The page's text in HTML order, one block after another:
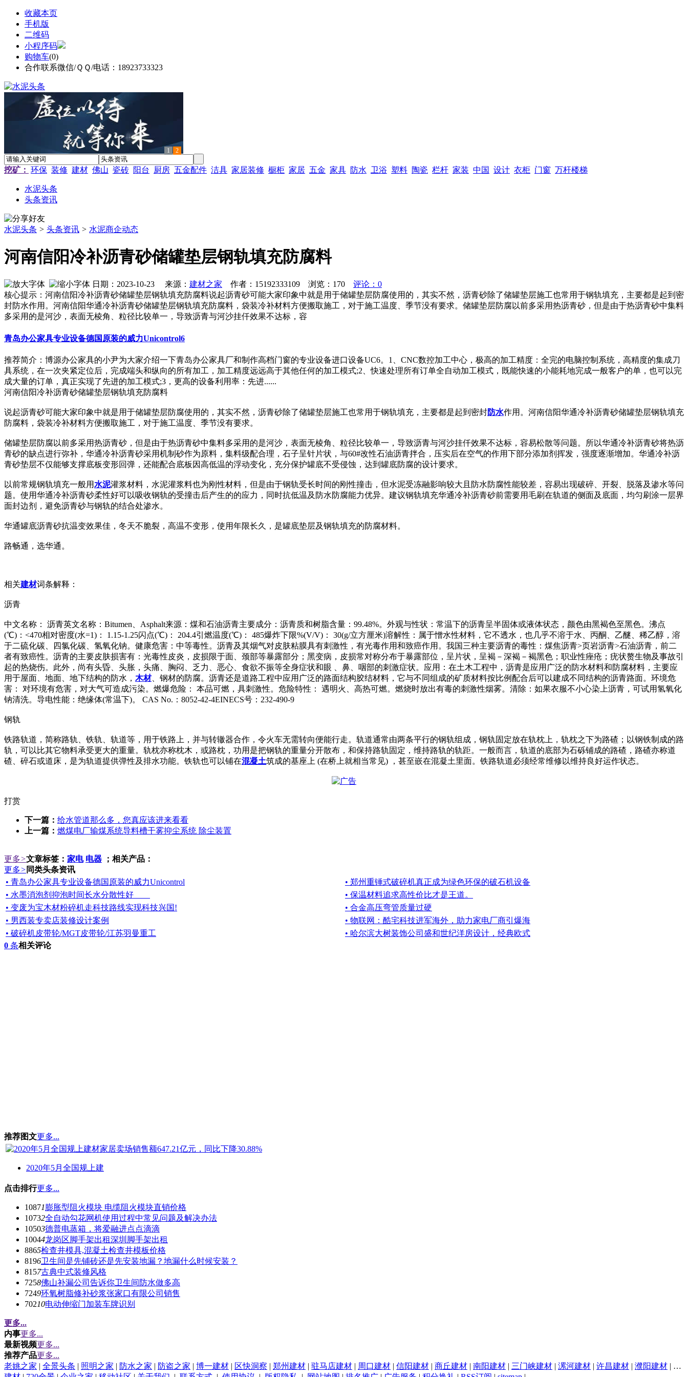
收藏本页
手机版
二维码
小程序码
购物车(0)
合作联系微信/ＱＱ/电话：18923733323
1 2
挖矿： 环保 装修 建材 佛山 瓷砖 阳台 厨房 五金配件 洁具 家居装修 橱柜 家居 五金 家具 防水 卫浴 塑料 陶瓷 栏杆 家装 中国 设计 衣柜 门窗 万杆楼梯
水泥头条
头条资讯
水泥头条 > 头条资讯 > 水泥商企动态
河南信阳冷补沥青砂储罐垫层钢轨填充防腐料
日期：2023-10-23 来源： 建材之家 作者：15192333109 浏览： 170
评论：0
核心提示：河南信阳冷补沥青砂储罐垫层钢轨填充防腐料说起沥青砂可能大家印象中就是用于储罐垫层防腐使用的，其实不然，沥青砂除了储罐垫层施工也常用于钢轨填充，主要都是起到密
封防水作用。河南信阳华通冷补沥青砂储罐垫层钢轨填充防腐料，袋装冷补材料方便搬取施工，对于施工温度、季节没有要求。储罐垫层防腐以前多采用热沥青砂，但是由于热沥青砂中集料
多采用的是河沙，表面无棱角、粒径比较单一，导致沥青与河沙挂仟效果不达标，容
青岛办公家具专业设备德国原装的威力Unicontrol6
推荐简介：博源办公家具的小尹为大家介绍一下青岛办公家具厂和制作高档门窗的专业设备进口设备UC6。1、CNC数控加工中心，极高的加工精度：全完的电脑控制系统，高精度的集成刀
具系统，在一次夹紧定位后，完成端头和纵向的所有加工，加工精度远远高于其他任何的加工模式;2、快速处理所有订单全自动加工模式，既能快速的小能耗地完成一般客户的单，也可以完
成大量的订单，真正实现了先进的加工模式;3，更高的设备利用率：先进......
河南信阳冷补沥青砂储罐垫层钢轨填充防腐料
说起沥青砂可能大家印象中就是用于储罐垫层防腐使用的，其实不然，沥青砂除了储罐垫层施工也常用于钢轨填充，主要都是起到密封防水作用。河南信阳华通冷补沥青砂储罐垫层钢轨填充
防腐料，袋装冷补材料方便搬取施工，对于施工温度、季节没有要求。
储罐垫层防腐以前多采用热沥青砂，但是由于热沥青砂中集料多采用的是河沙，表面无棱角、粒径比较单一，导致沥青与河沙挂仟效果不达标，容易松散等问题。所以华通冷补沥青砂将热沥
青砂的缺点进行弥补，华通冷补沥青砂采用机制砂作为原料，集料级配合理，石子呈针片状，与60#改性石油沥青拌合，压实后在空气的作用下部分添加剂挥发，强度逐渐增加。华通冷补沥
青砂垫层不仅能够支撑底板变形回弹，还能配合底板因高低温的浮动变化，充分保护罐底不受侵蚀，达到罐底防腐的设计要求。
以前常规钢轨填充一般用 水泥灌浆材料，水泥灌浆料也为刚性材料，但是由于钢轨受长时间的刚性撞击，但水泥受冻融影响较大且防水防腐性能较差，容易出现破碎、开裂、脱落及渗水等问
题。使用华通冷补沥青砂柔性好可以吸收钢轨的受撞击后产生的的应力，同时抗低温及防水防腐能力优异。建议钢轨填充华通冷补沥青砂前需要用毛刷在轨道的侧面及底面，均匀刷涂一层界
面封边剂，避免沥青砂与钢轨的结合处渗水。
华通罐底沥青砂抗温变效果佳，冬天不脆裂，高温不变形，使用年限长久，是罐底垫层及钢轨填充的防腐材料。
路畅通，选华通。
相关建材词条解释：
沥青
中文名称： 沥青英文名称：Bitumen、Asphalt来源：煤和石油沥青主要成分：沥青质和树脂含量：99.48%。外观与性状：常温下的沥青呈半固体或液体状态，颜色由黑褐色至黑色。沸点
(℃)：<470相对密度(水=1)： 1.15-1.25闪点(℃)： 204.4引燃温度(℃)： 485爆炸下限%(V/V)： 30(g/立方厘米)溶解性：属于憎水性材料，它不透水，也几乎不溶于水、丙酮、乙醚、稀乙醇，溶
于二硫化碳、四氯化碳、氢氧化钠。健康危害：中等毒性。沥青及其烟气对皮肤粘膜具有刺激性，有光毒作用和致癌作用。我国三种主要沥青的毒性：煤焦沥青>页岩沥青>石油沥青，前二
者有致癌性。沥青的主要皮肤损害有：光毒性皮炎，皮损限于面、颈部等暴露部分；黑变病，皮损常对称分布于暴露部位，呈片状，呈褐－深褐－褐黑色；职业性痤疮；疣状赘生物及事故引
起的热烧伤。此外，尚有头昏、头胀，头痛、胸闷、乏力、恶心、食欲不振等全身症状和眼 、鼻、咽部的刺激症状。应用：在土木工程中，沥青是应用广泛的防水材料和防腐材料，主要应
用于屋面、地面、地下结构的防水， 木材、钢材的防腐。沥青还是道路工程中应用广泛的路面结构胶结材料，它与不同组成的矿质材料按比例配合后可以建成不同结构的沥青路面。环境危
害： 对环境有危害，对大气可造成污染。燃爆危险： 本品可燃，具刺激性。危险特性： 遇明火、高热可燃。燃烧时放出有毒的刺激性烟雾。清除：如果衣服不小心染上沥青，可试用氢氧化
钠清洗。导电性能：绝缘体(常温下)。 CAS No.：8052-42-4EINECS号：232-490-9
钢轨
铁路轨道，简称路轨、铁轨、轨道等，用于铁路上，并与转辙器合作，令火车无需转向便能行走。轨道通常由两条平行的钢轨组成，钢轨固定放在轨枕上，轨枕之下为路碴；以钢铁制成的路
轨，可以比其它物料承受更大的重量。轨枕亦称枕木，或路枕，功用是把钢轨的重量分开散布，和保持路轨固定，维持路轨的轨距。一般而言，轨道的底部为石砾铺成的路碴，路碴亦称道
碴、碎石或道床，是为轨道提供弹性及排水功能。铁轨也可以铺在混凝土筑成的基座上 (在桥上就相当常见) ，甚至嵌在混凝土里面。铁路轨道必须经常维修以维持良好运作状态。
打赏
下一篇： 给水管道那么多，您真应该进来看看
上一篇： 燃煤电厂输煤系统导料槽干雾抑尘系统 除尘装置
更多>文章标签： 家电 电器 ；相关产品：
更多> 同类头条资讯
• 青岛办公家具专业设备德国原装的威力Unicontrol
• 郑州重锤式破碎机真正成为绿色环保的破石机设备
• 水墨消泡剂抑泡时间长水分散性好
• 保温材料追求高性价比才是王道。
• 变废为宝木材粉碎机走科技路线实现科技兴国!
• 合金高压弯管质量过硬
• 男西装专卖店装修设计案例
• 物联网：酷宅科技进军海外，助力家电厂商引爆海
• 破碎机皮带轮/MGT皮带轮/江苏羽曼重工
• 哈尔滨大树装饰公司盛和世纪洋房设计，经典欧式
0 条相关评论
推荐图文更多...
2020年5月全国规上建
点击排行更多...
10871膨胀型阻火模块 电缆阻火模块直销价格
10732全自动勾花网机使用过程中常见问题及解决办法
10503德普电蒸箱，将爱融进点点滴滴
10044龙岗区脚手架出租深圳脚手架出租
8865检查井模具,混凝土检查井模板价格
8196卫生间是先铺砖还是先安装地漏？地漏什么时候安装？
8157古典中式装修风格
7258佛山补漏公司告诉你卫生间防水做多高
7249环氧树脂修补砂浆张家口有限公司销售
70210电动伸缩门加装车牌识别
更多...
内事更多...
最新视频更多...
推荐产品更多...
老姚之家 | 全景头条 | 照明之家 | 防水之家 | 防盗之家 | 博一建材 | 区快洞察 | 郑州建材 | 驻马店建材 | 周口建材 | 信阳建材 | 商丘建材 | 南阳建材 | 三门峡建材 | 漯河建材 | 许昌建材 | 濮阳建材 | 焦